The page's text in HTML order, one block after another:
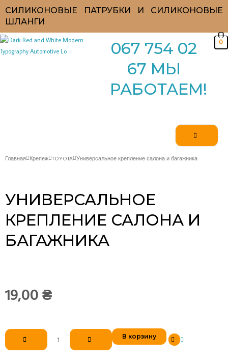
СИЛИКОНОВЫЕ ПАТРУБКИ И СИЛИКОНОВЫЕ
ШЛАНГИ
067 754 02
67 МЫ
РАБОТАЕМ!
0
Главная Крепеж TOYOTA Универсальное крепление салона и багажника
УНИВЕРСАЛЬНОЕ
КРЕПЛЕНИЕ САЛОНА И
БАГАЖНИКА
19,00 ₴
Количество
товара
Универсальное
В корзину